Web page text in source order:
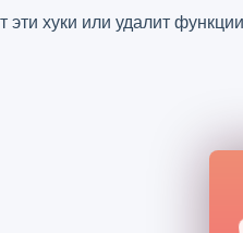
эти хуки или удалит